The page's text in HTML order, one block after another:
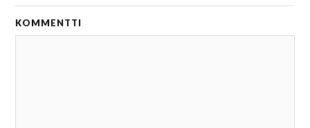
KOMMENTTI